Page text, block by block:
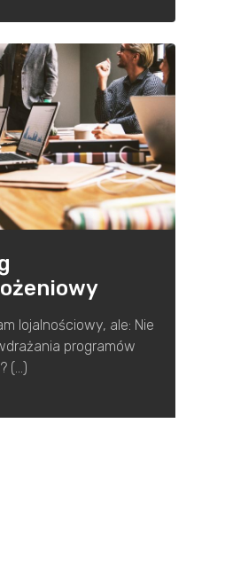
lojalnościowy, ale: Nie
programów
(...)